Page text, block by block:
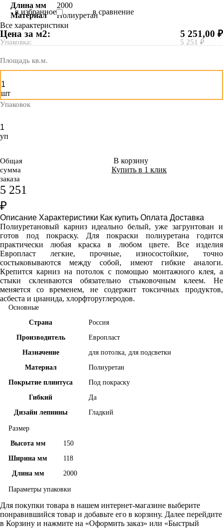
Длина мм
2000
Материал
Полиуретан
Все характеристики
в избранное в сравнение
Цена за м2:
Упаковка:
5 251,00 ₽
5 251 ₽
Площадь кв.м.
шт
Упаковок
уп
Общая
сумма
заказа
5 251
₽
В корзину
Купить в 1 клик
Описание Характеристики Как купить Оплата Доставка
Полиуретановый карниз идеально белый, уже загрунтован и
готов под покраску. Для покраски полиуретана годится
практически любая краска в любом цвете. Все изделия
Европласт легкие, прочные, износостойкие, точно
состыковываются между собой, имеют гибкие аналоги.
Крепится карниз на потолок с помощью монтажного клея, а
стыки склеиваются обязательно стыковочным клеем. Не
меняется со временем, не содержит токсичных продуктов,
асбеста и цианида, хлорфторуглеродов.
Основные
Страна
Россия
Производитель
Европласт
Назначение
для потолка, для подсветки
Материал
Полиуретан
Покрытие плинтуса
Под покраску
Гибкий
Да
Дизайн лепнины
Гладкий
Размер
Высота мм
150
Ширина мм
118
Длина мм
2000
Параметры упаковки
Для покупки товара в нашем интернет-магазине выберите
понравившийся товар и добавьте его в корзину. Далее перейдите
в Корзину и нажмите на «Оформить заказ» или «Быстрый